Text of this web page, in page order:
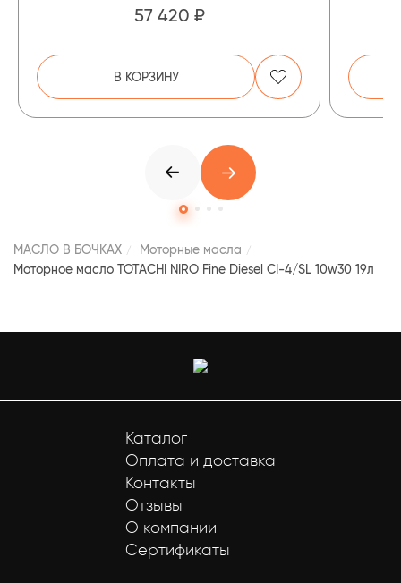
57 420 ₽
В КОРЗИНУ
МАСЛО В БОЧКАХ
Моторные масла
Моторное масло TOTACHI NIRO Fine Diesel CI-4/SL 10w30 19л
Каталог
Оплата и доставка
Контакты
Отзывы
О компании
Сертификаты